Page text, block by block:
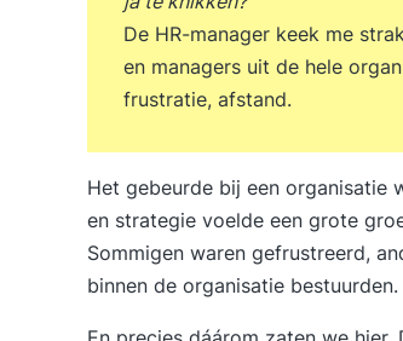
De HR-manager keek me
en managers uit de hele
frustratie, afstand.
Het gebeurde bij een organisatie
en strategie voelde een grote
Sommigen waren gefrustreerd,
binnen de organisatie bestuurden.